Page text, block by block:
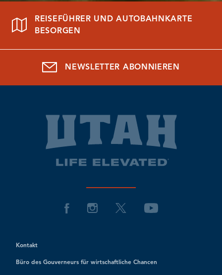
REISEFÜHRER UND AUTOBAHNKARTE
BESORGEN
NEWSLETTER ABONNIEREN
Kontakt
Büro des Gouverneurs für wirtschaftliche Chancen